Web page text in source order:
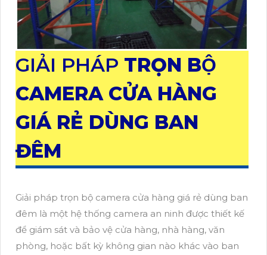
GIẢI PHÁP TRỌN BỘ
CAMERA CỬA HÀNG
GIÁ RẺ DÙNG BAN
ĐÊM
Giải pháp trọn bộ camera cửa hàng giá rẻ dùng ban
đêm là một hệ thống camera an ninh được thiết kế
để giám sát và bảo vệ cửa hàng, nhà hàng, văn
phòng, hoặc bất kỳ không gian nào khác vào ban